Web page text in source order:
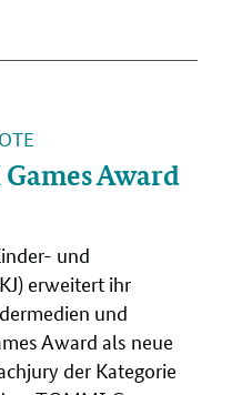
Award
und
erweitert ihr
und
Award als neue
der Kategorie